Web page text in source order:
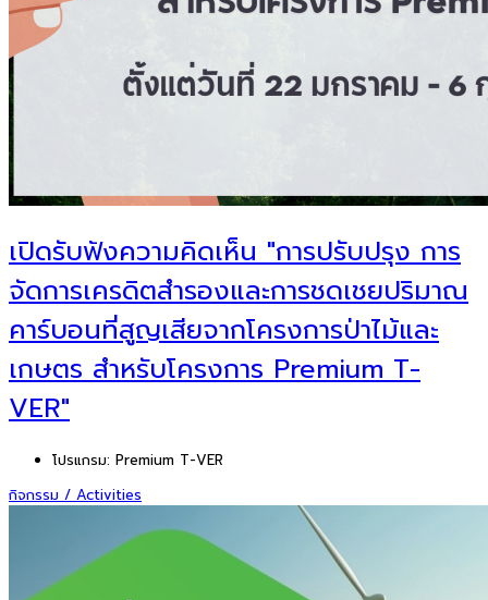
เปิดรับฟังความคิดเห็น "การปรับปรุง การ
จัดการเครดิตสำรองและการชดเชยปริมาณ
คาร์บอนที่สูญเสียจากโครงการป่าไม้และ
เกษตร สำหรับโครงการ Premium T-
VER"
โปรแกรม: Premium T-VER
กิจกรรม / Activities